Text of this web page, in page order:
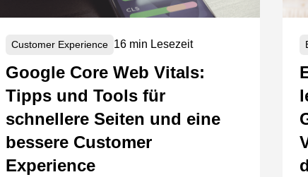
Customer Experience 16 min Lesezeit
Google Core Web Vitals:
Tipps und Tools für
schnellere Seiten und eine
bessere Customer
Experience